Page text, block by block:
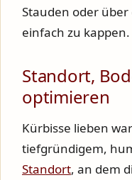
Stauden oder
einfach zu kappen.
Standort,
optimieren
Kürbisse lieben
tiefgründigem,
Standort, an dem